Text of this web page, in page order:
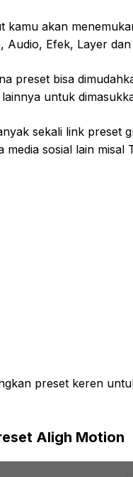
kamu akan
Audio, Efek, Layer dan
preset bisa
untuk
sekali link preset
sosial lain misal
preset keren
Aligh Motion